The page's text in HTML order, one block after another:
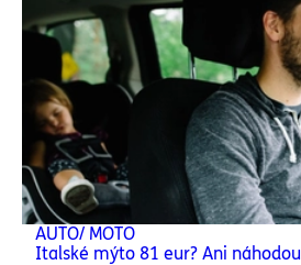
AUTO/ MOTO
Italské mýto 81 eur? Ani náhodou